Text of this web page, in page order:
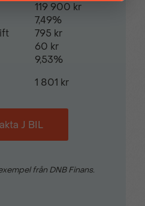
119 900 kr
7,49%
795 kr
60 kr
9,53%
1 801 kr
J BIL
från DNB Finans.